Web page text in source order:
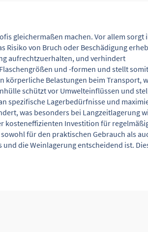
gleichermaßen machen. Vor allem sorgt
Risiko von Bruch oder Beschädigung
aufrechtzuerhalten, und verhindert
und -formen und stellt
körperliche Belastungen beim Transport,
schützt vor Umwelteinflüssen und
spezifische Lagerbedürfnisse und
was besonders bei Langzeitlagerung
kosteneffizienten Investition für
für den praktischen Gebrauch als
die Weinlagerung entscheidend ist.